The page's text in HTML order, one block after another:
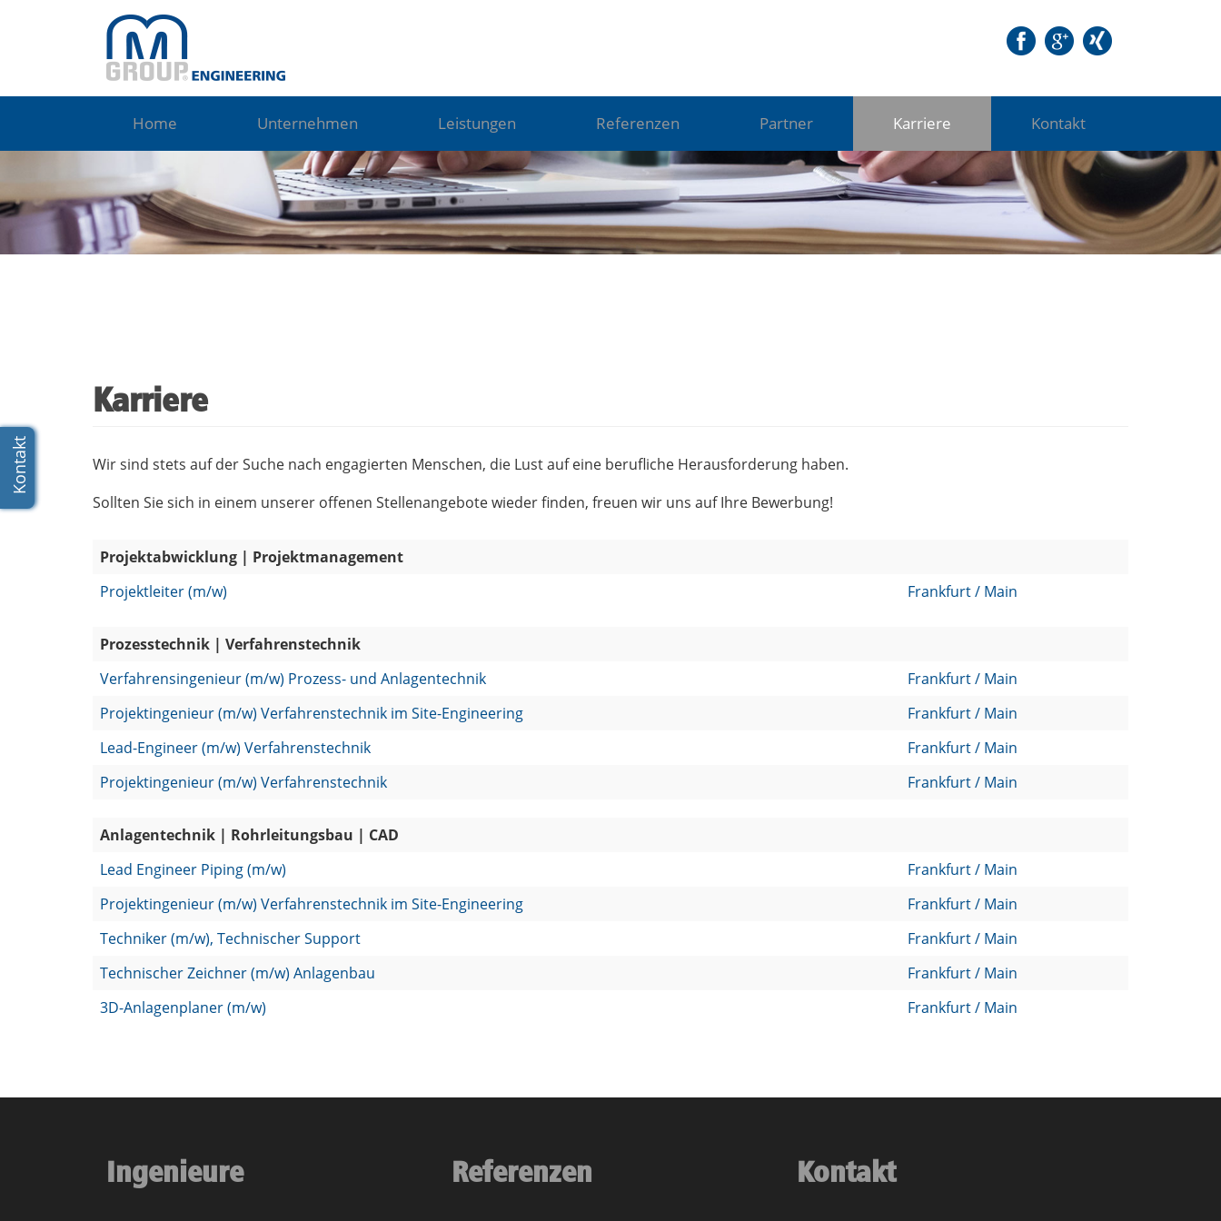
Home Unternehmen Leistungen Referenzen Partner Karriere Kontakt
Karriere
Wir sind stets auf der Suche nach engagierten Menschen, die Lust auf eine berufliche Herausforderung haben.
Sollten Sie sich in einem unserer offenen Stellenangebote wieder finden, freuen wir uns auf Ihre Bewerbung!
Projektabwicklung | Projektmanagement
Projektleiter (m/w)
Frankfurt / Main
Prozesstechnik | Verfahrenstechnik
Verfahrensin­ge­nieur (m/w) Prozess­-­ und Anlagentechnik
Frankfurt / Main
Projektinge­nieur (m/w) Verfahrenstechnik im Site­-­Engineering
Frankfurt / Main
Lead­-­Engineer (m/w) Verfahrenstechnik
Frankfurt / Main
Projektinge­nieur (m/w) Verfahrenstechnik
Frankfurt / Main
Anlagentechnik | Rohrleitungsbau | CAD
Lead Engineer Piping (m/w)
Frankfurt / Main
Projektinge­nieur (m/w) Verfahrenstechnik im Site­-­Engineering
Frankfurt / Main
Techniker (m/w), Technischer Support
Frankfurt / Main
Technischer Zeichner (m/w) Anlagenbau
Frankfurt / Main
3D­-­Anlagenplaner (m/w)
Frankfurt / Main
Ingenieure Referenzen Kontakt